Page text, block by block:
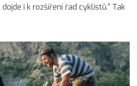
i k rozšíření řad cyklistů.“ Tak